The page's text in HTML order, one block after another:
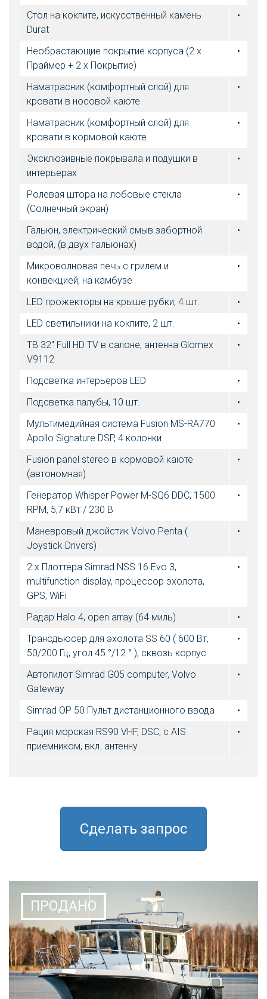
Стол на кокпите, искусственный камень
Durat
•
Необрастающие покрытие корпуса (2 x
Праймер + 2 х Покрытие)
•
Наматрасник (комфортный слой) для
кровати в носовой каюте
•
Наматрасник (комфортный слой) для
кровати в кормовой каюте
•
Эксклюзивные покрывала и подушки в
интерьерах
•
Ролевая штора на лобовые стекла
(Солнечный экран)
•
Гальюн, электрический смыв забортной
водой, (в двух гальюнах)
•
Микроволновая печь с грилем и
конвекцией, на камбузе
•
LED прожекторы на крыше рубки, 4 шт.
•
LED светильники на кокпите, 2 шт.
•
ТВ 32" Full HD TV в салоне, антенна Glomex
V9112
•
Подсветка интерьеров LED
•
Подсветка палубы, 10 шт.
•
Мультимедийная система Fusion MS-RA770
Apollo Signature DSP, 4 колонки
•
Fusion panel stereo в кормовой каюте
(автономная)
•
Генератор Whisper Power M-SQ6 DDC, 1500
RPM, 5,7 кВт / 230 В
•
Маневровый джойстик Volvo Penta (
Joystick Drivers)
•
2 х Плоттера Simrad NSS 16 Evo 3,
multifunction display, процессор эхолота,
GPS, WiFi
•
Радар Halo 4, open array (64 миль)
•
Трансдьюсер для эхолота SS 60 ( 600 Вт,
50/200 Гц, угол 45 °/12 ° ), сквозь корпус
•
Автопилот Simrad G05 computer, Volvo
Gateway
•
Simrad OP 50 Пульт дистанционного ввода
•
Рация морская RS90 VHF, DSC, c AIS
приемником, вкл. антенну
•
Сделать запрос